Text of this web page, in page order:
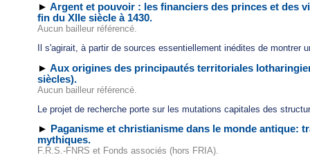
► Argent et pouvoir : les financiers des princes et des
fin du XIIe siècle à 1430.
Aucun bailleur référencé.
Il s'agirait, à partir de sources essentiellement inédites de
► Aux origines des principautés territoriales
siècles).
Aucun bailleur référencé.
Le projet de recherche porte sur les mutations capitales des
►
Paganisme et christianisme dans le monde
mythiques.
F.R.S.-FNRS et Fonds associés (hors FRIA).